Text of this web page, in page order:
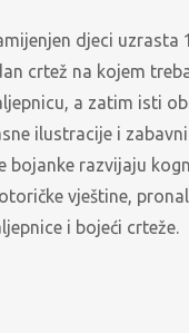
djeci uzrasta
crtež na kojem
a zatim isti
ilustracije i
bojanke razvijaju
vještine,
i bojeći crteže.